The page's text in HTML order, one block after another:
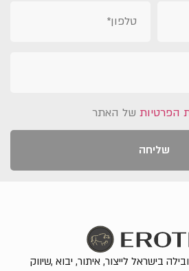
הפרטיות של האתר
שליחה
בישראל לייצור, איתור, יבוא ,שיווק